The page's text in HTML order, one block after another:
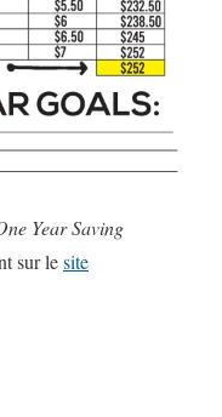
Year Saving
sur lesite